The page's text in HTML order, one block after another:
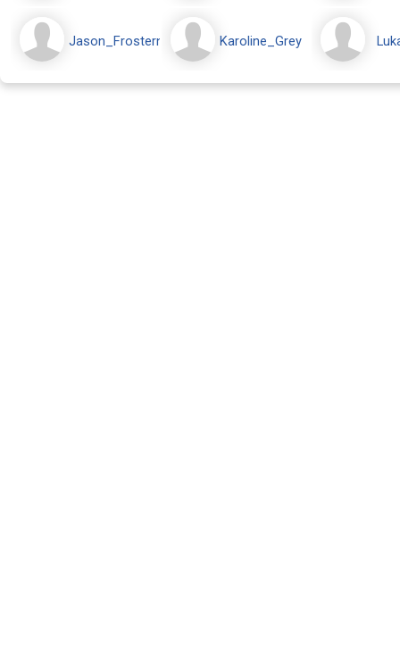
Jason_Frostern Karoline_Grey